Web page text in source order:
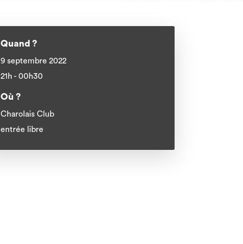
Quand ?
9 septembre 2022
21h - 00h30
Où ?
Charolais Club
entrée libre